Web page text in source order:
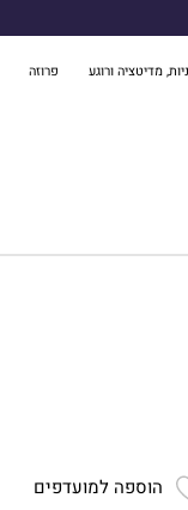
מדיטציה ורוגע פרוזה
הוספה למועדפים